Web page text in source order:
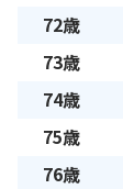
72歳
73歳
74歳
75歳
76歳